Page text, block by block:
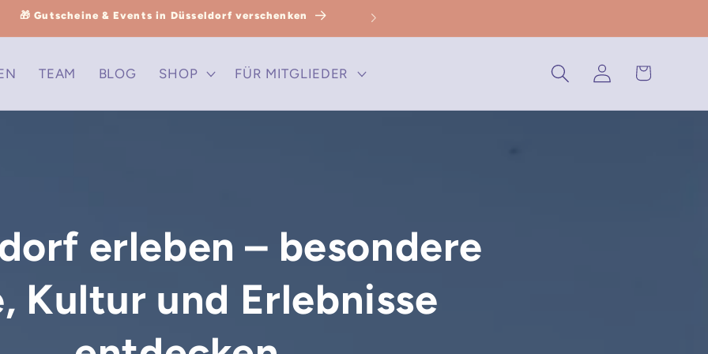
🎁 Gutscheine & Events in Düsseldorf verschenken
TEAM BLOG SHOP FÜR MITGLIEDER EinloggenWarenkorb
erleben – besondere
Kultur und Erlebnisse